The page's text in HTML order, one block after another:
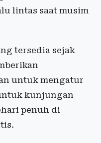
lintas saat musim
tersedia sejak
untuk mengatur
kunjungan
penuh di